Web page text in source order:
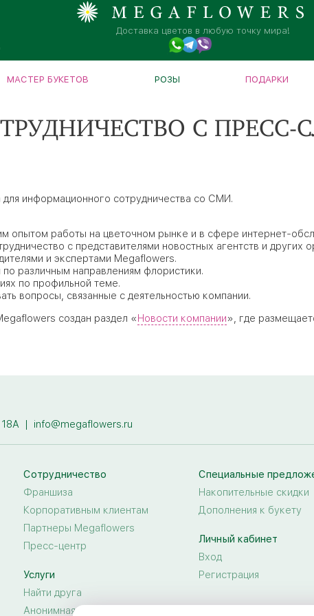
Доставка цветов в любую точку мира!
МАСТЕР БУКЕТОВ РОЗЫ ПОДАРКИ
С ПРЕСС-
информационного сотрудничества со СМИ.
опытом работы на цветочном рынке и в сфере интернет-
с представителями новостных агентств и других
и экспертами Megaflowers.
различным направлениям флористики.
по профильной теме.
вопросы, связанные с деятельностью компании.
создан раздел «Новости компании», где
18А| info@megaflowers.ru
Сотрудничество
Франшиза
Корпоративным клиентам
Партнеры Megaflowers
Пресс-центр
Услуги
Найти друга
Анонимная доставка цветов
Специальные
Накопительные скидки
Дополнения к букету
Личный кабинет
Вход
Регистрация